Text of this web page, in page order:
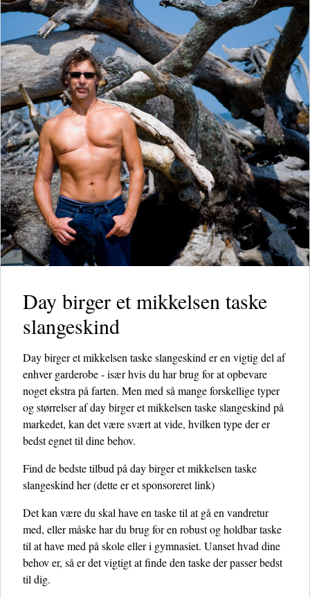
Day birger et mikkelsen taske
slangeskind
Day birger et mikkelsen taske slangeskind er en vigtig del af
enhver garderobe - især hvis du har brug for at opbevare
noget ekstra på farten. Men med så mange forskellige typer
og størrelser af day birger et mikkelsen taske slangeskind på
markedet, kan det være svært at vide, hvilken type der er
bedst egnet til dine behov.
Find de bedste tilbud på day birger et mikkelsen taske
slangeskind her(dette er et sponsoreret link)
Det kan være du skal have en taske til at gå en vandretur
med, eller måske har du brug for en robust og holdbar taske
til at have med på skole eller i gymnasiet. Uanset hvad dine
behov er, så er det vigtigt at finde den taske der passer bedst
til dig.